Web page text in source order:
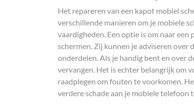
Het repareren van een kapot mobiel
verschillende manieren om je mobiele
vaardigheden. Een optie is om naar
schermen. Zij kunnen je adviseren over
onderdelen. Als je handig bent en over
vervangen. Het is echter belangrijk om
raadplegen om fouten te voorkomen.
verdere schade aan je mobiele telefoon